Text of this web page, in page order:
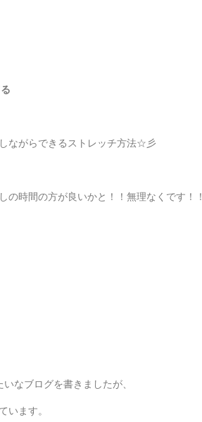
ながらできるストレッチ方法☆彡
時間の方が良いかと！！無理なくです！！
なブログを書きましたが、
ます。